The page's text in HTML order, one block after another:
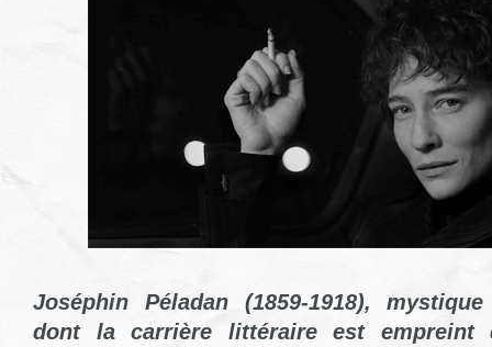
Joséphin Péladan (1859-1918),
dont la carrière littéraire est empreint